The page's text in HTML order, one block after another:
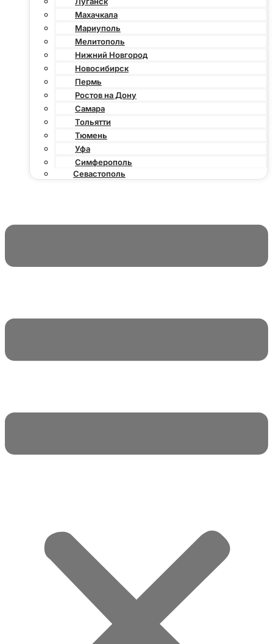
Махачкала
Мариуполь
Мелитополь
Нижний Новгород
Новосибирск
Пермь
Ростов на Дону
Самара
Тольятти
Тюмень
Уфа
Симферополь
Севастополь